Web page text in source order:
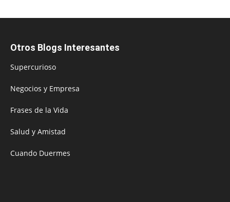
Otros Blogs Interesantes
Supercurioso
Negocios y Empresa
Frases de la Vida
Salud y Amistad
Cuando Duermes